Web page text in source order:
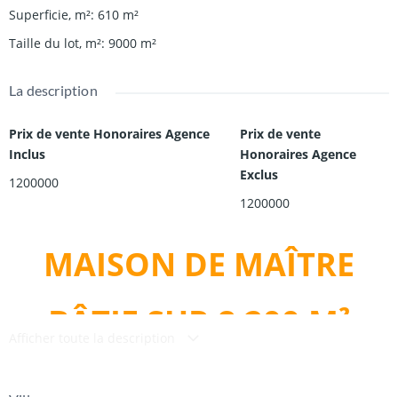
Superficie, m²: 610 m²
Taille du lot, m²: 9000 m²
La description
Prix de vente Honoraires Agence
Inclus
1200000
Prix de vente
Honoraires Agence
Exclus
1200000
MAISON DE MAÎTRE
BÂTIE SUR 8 200 M²